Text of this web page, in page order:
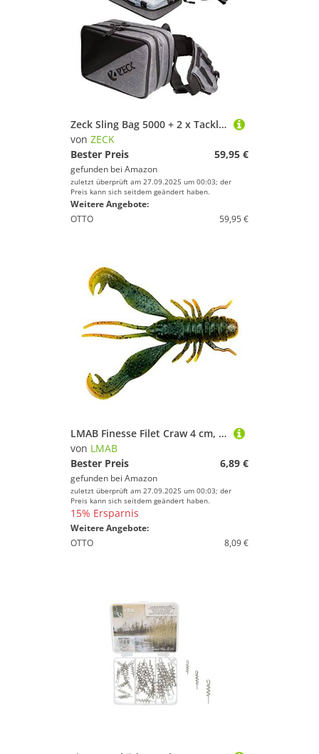
Zeck Sling Bag 5000 + 2 x Tackle Box WP M - Kunstködertasche für Wobbler & Gummifische, Angeltasche für Kunstköder, Tackletasche
von ZECK
Bester Preis
59,95 €
gefunden bei Amazon
zuletzt überprüft am 27.09.2025 um 00:03; der
Preis kann sich seitdem geändert haben.
Weitere Angebote:
OTTO
59,95 €
LMAB Finesse Filet Craw 4 cm, 7 cm, 10 cm - Gummiköder Angelköder - Gummi-Krebs für: Zander, Barsch, Hecht & Forelle - Zanderköder Barschköder - Kunstköder Creature Bait
von LMAB
Bester Preis
6,89 €
gefunden bei Amazon
zuletzt überprüft am 27.09.2025 um 00:03; der
Preis kann sich seitdem geändert haben.
15% Ersparnis
Weitere Angebote:
OTTO
8,09 €